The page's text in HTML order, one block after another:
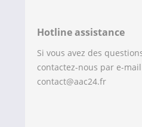
Hotline assistance
Si vous avez des
contactez-nous par e-
contact@aac24.fr